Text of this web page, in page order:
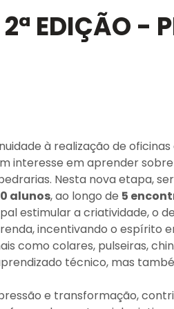
2ª EDIÇÃO -
à realização de
interesse em aprender
Nesta nova etapa,
alunos, ao longo de 5
estimular a criatividade, o
incentivando o espírito
como colares, pulseiras,
técnico, mas
e transformação,